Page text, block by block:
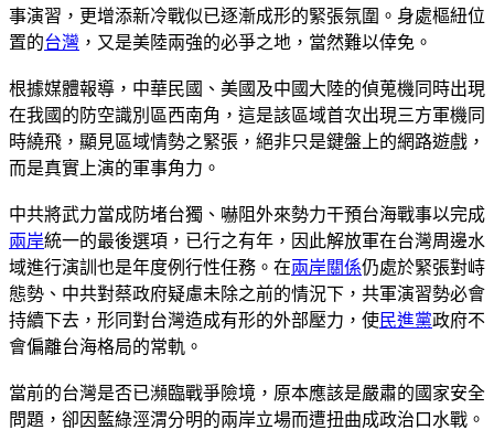
事演習，更增添新冷戰似已逐漸成形的緊張氛圍。身處樞紐位
置的台灣 ，又是美陸兩強的必爭之地，當然難以倖免。
根據媒體報導，中華民國、美國及中國大陸的偵蒐機同時出現
在我國的防空識別區西南角，這是該區域首次出現三方軍機同
時繞飛，顯見區域情勢之緊張，絕非只是鍵盤上的網路遊戲，
而是真實上演的軍事角力。
中共將武力當成防堵台獨、嚇阻外來勢力干預台海戰事以完成
兩岸統一的最後選項，已行之有年，因此解放軍在台灣周邊水
域進行演訓也是年度例行性任務。在兩岸關係仍處於緊張對峙
態勢、中共對蔡政府疑慮未除之前的情況下，共軍演習勢必會
持續下去，形同對台灣造成有形的外部壓力，使民進黨政府不
會偏離台海格局的常軌。
當前的台灣是否已瀕臨戰爭險境，原本應該是嚴肅的國家安全
問題，卻因藍綠涇渭分明的兩岸立場而遭扭曲成政治口水戰。